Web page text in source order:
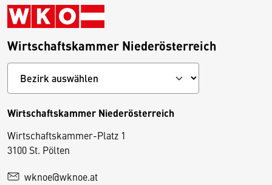
Wirtschaftskammer Niederösterreich
Wirtschaftskammer Niederösterreich
Wirtschaftskammer-Platz 1
3100 St. Pölten
wknoe@wknoe.at
D